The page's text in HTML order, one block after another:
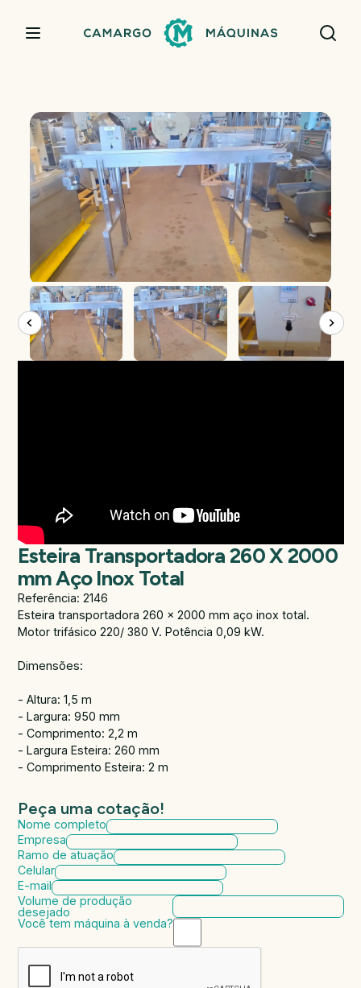
Esteira Transportadora 260 X 2000
mm Aço Inox Total
Referência: 2146
Esteira transportadora 260 x 2000 mm aço inox total.
Motor trifásico 220/ 380 V. Potência 0,09 kW.
Dimensões:
- Altura: 1,5 m
- Largura: 950 mm
- Comprimento: 2,2 m
- Largura Esteira: 260 mm
- Comprimento Esteira: 2 m
Peça uma cotação!
Nome completo
Empresa
Ramo de atuação
Celular
E-mail
Volume de produção
desejado
Você tem máquina à venda?
Marca da máquina
Modelo da máquina
Ano de fabricação